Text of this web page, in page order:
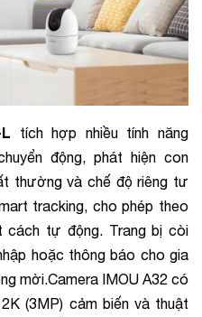
tích hợp nhiều tính năng
động, phát hiện con
thường và chế độ riêng tư
tracking, cho phép theo
cách tự động. Trang bị còi
hoặc thông báo cho gia
mời.Camera IMOU A32 có
(3MP) cảm biến và thuật